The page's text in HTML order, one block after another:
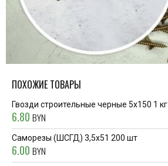
ПОХОЖИЕ ТОВАРЫ
Гвозди строительные черные 5х150 1 кг
6.80 BYN
Саморезы (ШСГД) 3,5x51 200 шт
6.00 BYN